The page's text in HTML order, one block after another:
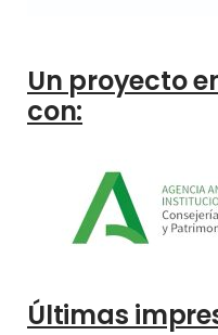
Un proyecto
con:
Últimas